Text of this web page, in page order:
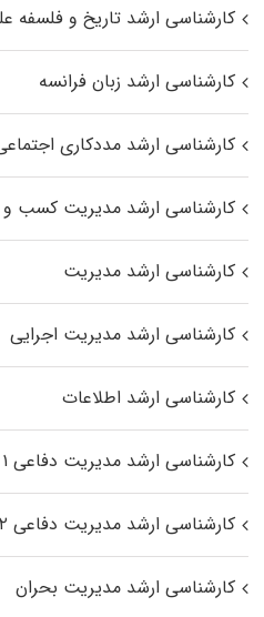
کارشناسی ارشد تاریخ و فلسفه
کارشناسی ارشد زبان فرانسه
کارشناسی ارشد مددکاری
کارشناسی ارشد مدیریت کسب و
کارشناسی ارشد مدیریت
کارشناسی ارشد مدیریت اجرایی
کارشناسی ارشد اطلاعات
کارشناسی ارشد مدیریت دفاعی ۱
کارشناسی ارشد مدیریت دفاعی ۲
کارشناسی ارشد مدیریت بحران